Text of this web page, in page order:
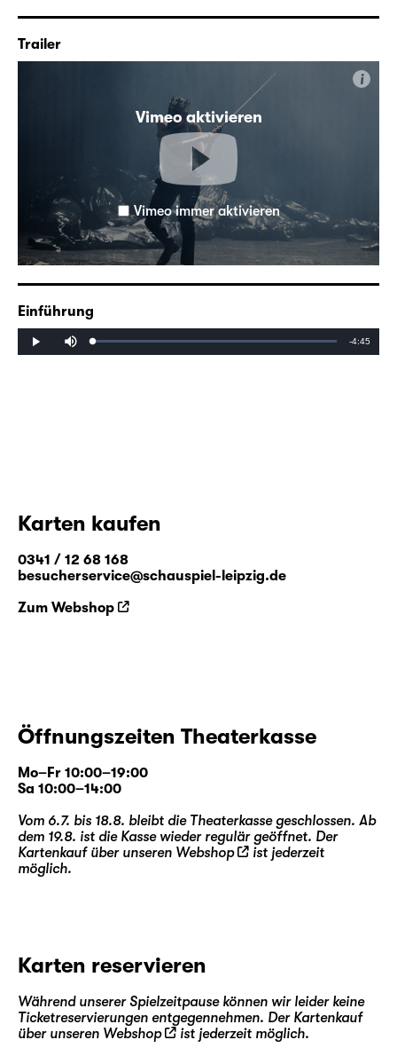
Trailer
Vimeo aktivieren
i
Vimeo immer aktivieren
Einführung
Play Loaded:
Progress:
Remaining
-4:45
Karten kaufen
0341 / 12 68 168
besucherservice@schauspiel-leipzig.de
Zum Webshop
Öffnungszeiten Theaterkasse
Mo–Fr 10:00–19:00
Sa 10:00–14:00
Vom 6.7. bis 18.8. bleibt die Theaterkasse geschlossen. Ab
dem 19.8. ist die Kasse wieder regulär geöffnet. Der
Kartenkauf über unseren Webshop
ist jederzeit
möglich.
Karten reservieren
Während unserer Spielzeitpause können wir leider keine
Ticketreservierungen entgegennehmen. Der Kartenkauf
über unseren Webshop ist jederzeit möglich.